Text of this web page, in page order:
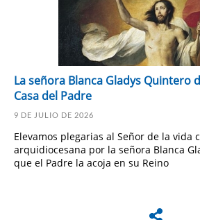
La señora Blanca Gladys Quintero
Casa del Padre
9 DE JULIO DE 2026
Elevamos plegarias al Señor de la vida
arquidiocesana por la señora Blanca
que el Padre la acoja en su Reino